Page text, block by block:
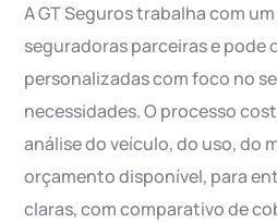
A GT Seguros trabalha com
seguradoras parceiras e pode
personalizadas com foco no
necessidades. O processo
análise do veículo, do uso, do
orçamento disponível, para
claras, com comparativo de